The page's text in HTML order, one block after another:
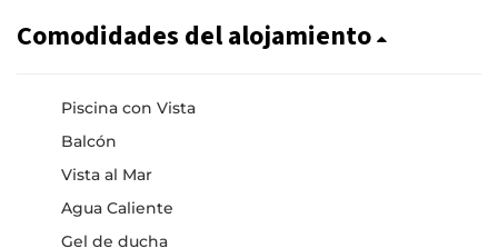
Comodidades del alojamiento
Piscina con Vista
Balcón
Vista al Mar
Agua Caliente
Gel de ducha